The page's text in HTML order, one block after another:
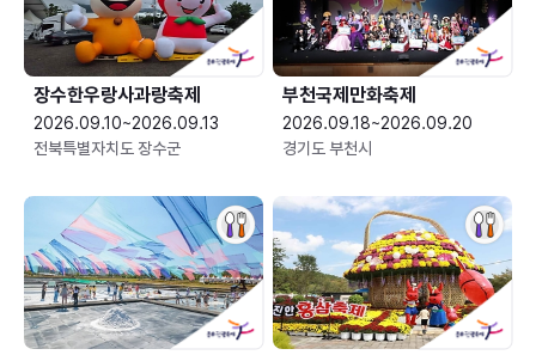
장수한우랑사과랑축제
2026.09.10~2026.09.13
전북특별자치도 장수군
부천국제만화축제
2026.09.18~2026.09.20
경기도 부천시